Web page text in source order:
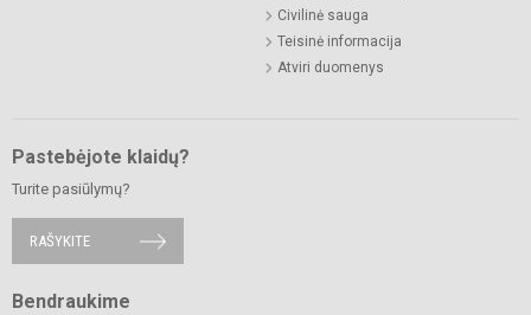
Civilinė sauga
Teisinė informacija
Atviri duomenys
Pastebėjote klaidų?
Turite pasiūlymų?
RAŠYKITE
Bendraukime